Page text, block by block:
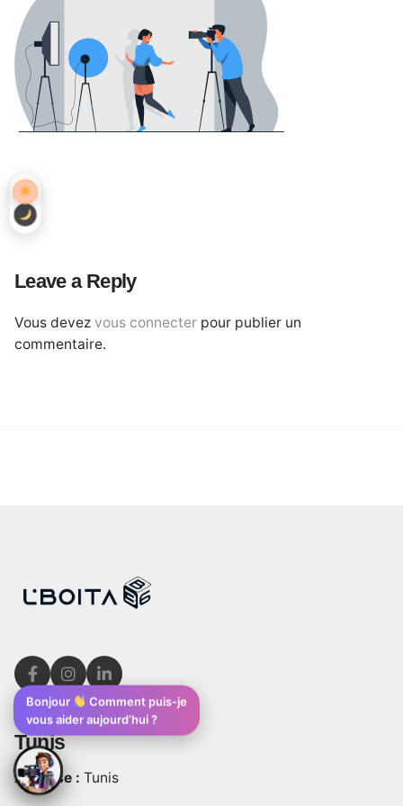
Bonjour
Comment puis-je
vous aider aujourd’hui ?
Leave a Reply
Vous devez vous connecter pour publier un
commentaire.
Tunis
Adresse : Tunis